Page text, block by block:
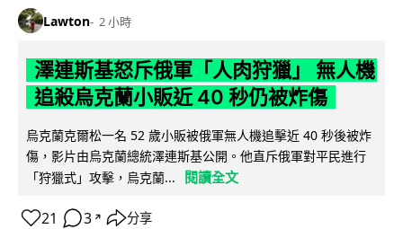
Lawton 2 小時
澤連斯基怒斥俄軍「人肉狩獵」 無人機
追殺烏克蘭小販近 40 秒仍被炸傷
烏克蘭克爾松一名 52 歲小販被俄軍無人機追擊近 40 秒後被炸
傷，影片由烏克蘭總統澤連斯基公開。他直斥俄軍對平民進行
「狩獵式」攻擊，烏克蘭...
閱讀全文
21 3 ↗ 分享